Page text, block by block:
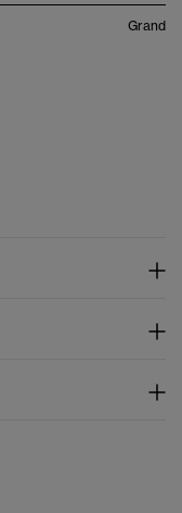
Grand